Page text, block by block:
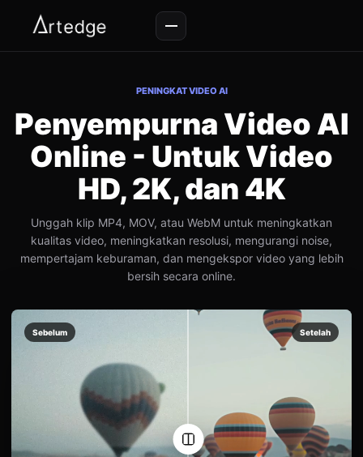
PENINGKAT VIDEO AI
Penyempurna Video AI
Online - Untuk Video
HD, 2K, dan 4K
Unggah klip MP4, MOV, atau WebM untuk meningkatkan
kualitas video, meningkatkan resolusi, mengurangi noise,
mempertajam keburaman, dan mengekspor video yang lebih
bersih secara online.
Sebelum Setelah